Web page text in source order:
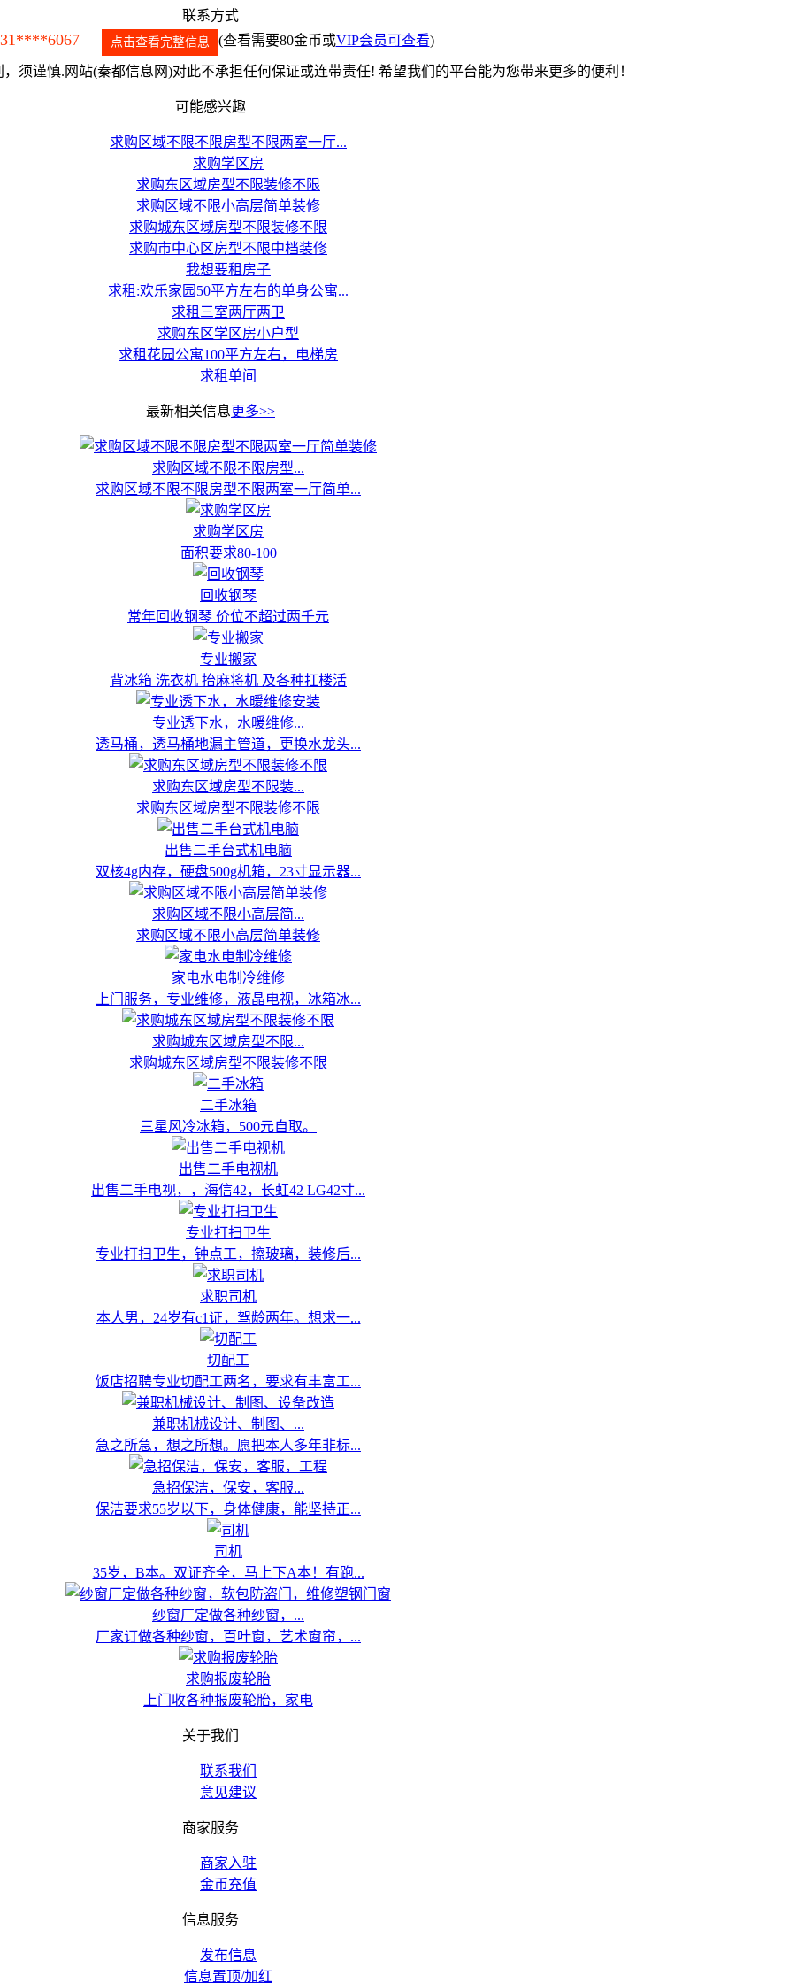
联系方式
点击查看完整信息 (查看需要80金币或VIP会员可查看)
须谨慎.网站(秦都信息网)对此不承担任何保证或连带责任! 希望我们的平台能为您带来更多的便利！
可能感兴趣
求购区域不限不限房型不限两室一厅...
求购学区房
求购东区域房型不限装修不限
求购区域不限小高层简单装修
求购城东区域房型不限装修不限
求购市中心区房型不限中档装修
我想要租房子
求租:欢乐家园50平方左右的单身公寓...
求租三室两厅两卫
求购东区学区房小户型
求租花园公寓100平方左右，电梯房
求租单间
最新相关信息更多>>
求购区域不限不限房型...
求购区域不限不限房型不限两室一厅简单...
求购学区房
面积要求80-100
回收钢琴
常年回收钢琴 价位不超过两千元
专业搬家
背冰箱 洗衣机 抬麻将机 及各种扛楼活
专业透下水，水暖维修...
透马桶，透马桶地漏主管道，更换水龙头...
求购东区域房型不限装...
求购东区域房型不限装修不限
出售二手台式机电脑
双核4g内存，硬盘500g机箱，23寸显示器...
求购区域不限小高层简...
求购区域不限小高层简单装修
家电水电制冷维修
上门服务，专业维修，液晶电视，冰箱冰...
求购城东区域房型不限...
求购城东区域房型不限装修不限
二手冰箱
三星风冷冰箱，500元自取。
出售二手电视机
出售二手电视，，海信42，长虹42 LG42寸...
专业打扫卫生
专业打扫卫生，钟点工，擦玻璃，装修后...
求职司机
本人男，24岁有c1证，驾龄两年。想求一...
切配工
饭店招聘专业切配工两名，要求有丰富工...
兼职机械设计、制图、...
急之所急，想之所想。愿把本人多年非标...
急招保洁，保安，客服...
保洁要求55岁以下，身体健康，能坚持正...
司机
35岁，B本。双证齐全，马上下A本！有跑...
纱窗厂定做各种纱窗，...
厂家订做各种纱窗，百叶窗，艺术窗帘，...
求购报废轮胎
上门收各种报废轮胎，家电
关于我们
联系我们
意见建议
商家服务
商家入驻
金币充值
信息服务
发布信息
信息置顶/加红